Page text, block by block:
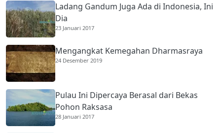
Ladang Gandum Juga Ada di Indonesia, Ini
Dia
23 Januari 2017
Mengangkat Kemegahan Dharmasraya
24 Desember 2019
Pulau Ini Dipercaya Berasal dari Bekas
Pohon Raksasa
28 Januari 2017